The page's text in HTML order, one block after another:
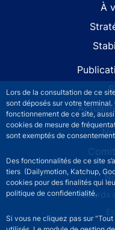
Lors de la consultation de ce
sont déposés sur votre
fonctionnement de ce site,
cookies de mesure de
sont exemptés de
Des fonctionnalités de ce site
tiers (Dailymotion, Katchup,
cookies pour des finalités qui
politique de confidentialité.
Si vous ne cliquez pas sur
À
Footer secondary
Sourds